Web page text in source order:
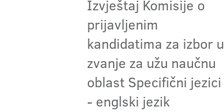
Izvještaj Komisije o
prijavljenim
kandidatima za izbor u
zvanje za užu naučnu
oblast Specifični jezici
- englski jezik